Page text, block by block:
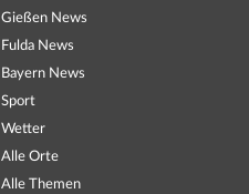
Gießen News
Fulda News
Bayern News
Sport
Wetter
Alle Orte
Alle Themen